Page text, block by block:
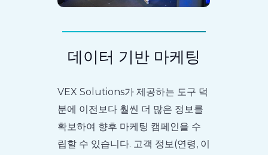
데이터 기반 마케팅
VEX Solutions가 제공하는 도구 덕
분에 이전보다 훨씬 더 많은 정보를
확보하여 향후 마케팅 캠페인을 수
립할 수 있습니다. 고객 정보(연령, 이